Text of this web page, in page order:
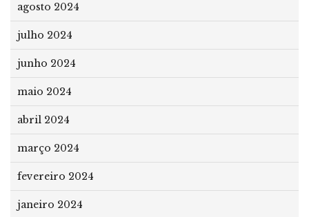
agosto 2024
julho 2024
junho 2024
maio 2024
abril 2024
março 2024
fevereiro 2024
janeiro 2024